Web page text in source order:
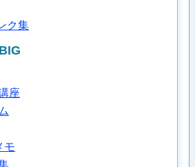
ク集
座
モ